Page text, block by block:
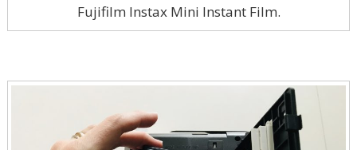
Fujifilm Instax Mini Instant Film.